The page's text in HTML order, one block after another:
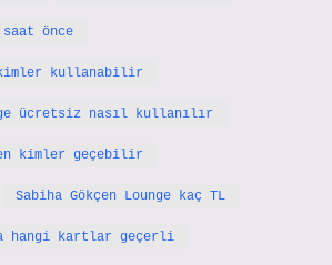
önce
kimler kullanabilir
ücretsiz nasıl kullanılır
kimler geçebilir
Sabiha Gökçen Lounge kaç TL
hangi kartlar geçerli